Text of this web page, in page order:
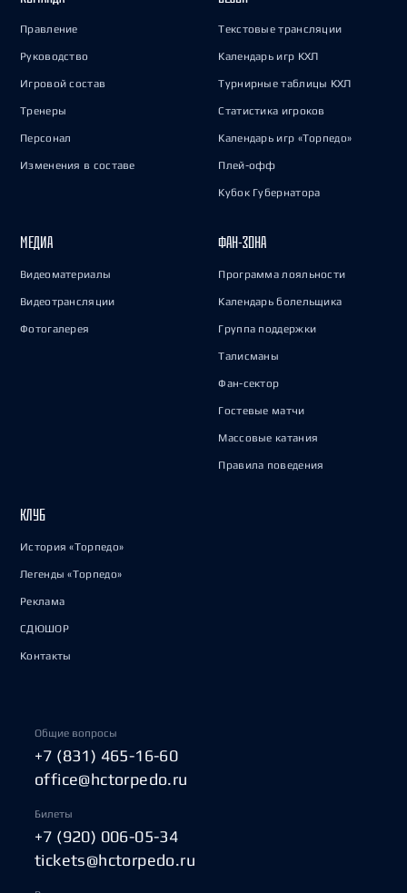
Правление
Руководство
Игровой состав
Тренеры
Персонал
Изменения в составе
Текстовые трансляции
Календарь игр КХЛ
Турнирные таблицы КХЛ
Статистика игроков
Календарь игр «Торпедо»
Плей-офф
Кубок Губернатора
МЕДИА
Видеоматериалы
Видеотрансляции
Фотогалерея
ФАН-ЗОНА
Программа лояльности
Календарь болельщика
Группа поддержки
Талисманы
Фан-сектор
Гостевые матчи
Массовые катания
Правила поведения
КЛУБ
История «Торпедо»
Легенды «Торпедо»
Реклама
СДЮШОР
Контакты
Общие вопросы
+7 (831) 465-16-60
office@hctorpedo.ru
Билеты
+7 (920) 006-05-34
tickets@hctorpedo.ru